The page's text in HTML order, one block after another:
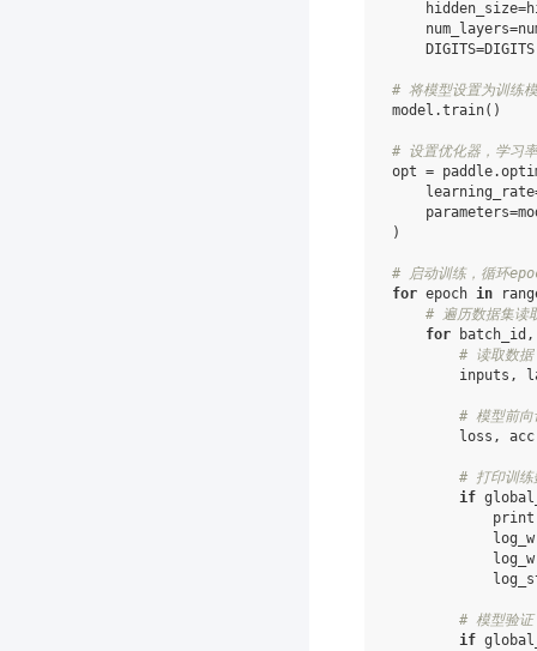
hidden_size=
num_layers=
DIGITS=DIGITS
# 将模型设置为训练
model .train()
# 设置优化器，学习
opt = paddle.
learning_rate
parameters=
)
# 启动训练，循环
for epoch in
# 遍历数据集读
for
batch_id ,
# 读取数据
inputs ,
# 模型前向
loss , acc
# 打印训练
if
print
# 模型验证
if